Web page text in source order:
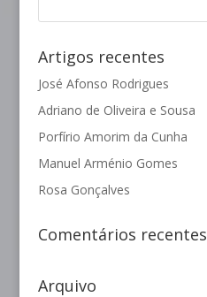
Artigos recentes
José Afonso Rodrigues
Adriano de Oliveira e Sousa
Porfírio Amorim da Cunha
Manuel Arménio Gomes
Rosa Gonçalves
Comentários recentes
Arquivo